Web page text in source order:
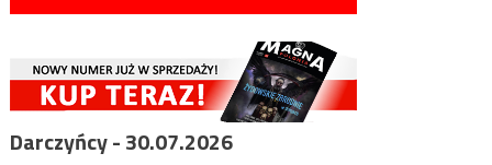
Darczyńcy - 30.07.2026